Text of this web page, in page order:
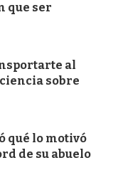
que ser
al
sobre
qué lo motivó
de su abuelo